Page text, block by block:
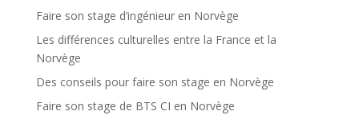
Faire son stage d’ingénieur en Norvège
Les différences culturelles entre la France et la
Norvège
Des conseils pour faire son stage en Norvège
Faire son stage de BTS CI en Norvège